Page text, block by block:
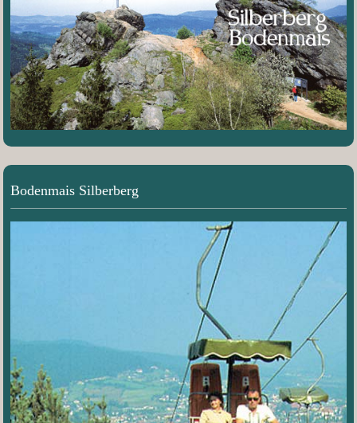
Bodenmais Silberberg